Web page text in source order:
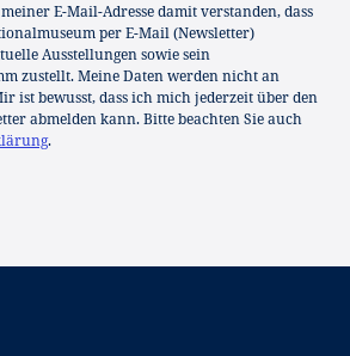
E-Mail-Adresse damit verstanden, dass
per E-Mail (Newsletter)
Ausstellungen sowie sein
zustellt. Meine Daten werden nicht an
ist bewusst, dass ich mich jederzeit über den
abmelden kann. Bitte beachten Sie auch
.